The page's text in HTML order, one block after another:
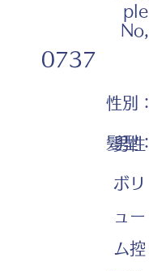
ple
No,
0737
性別：
男性
髪型：
ボリ
ュー
ム控